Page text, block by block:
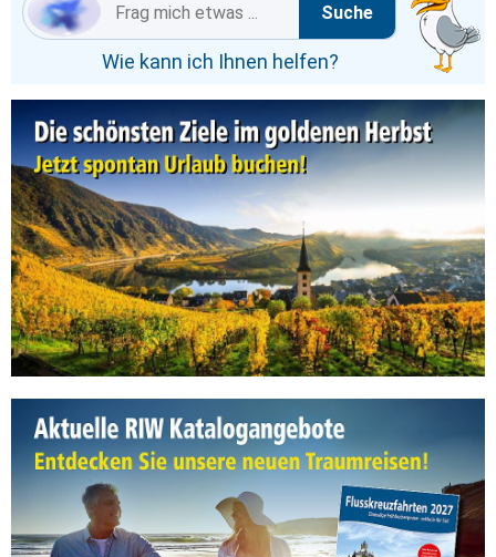
Suche
Wie kann ich Ihnen helfen?